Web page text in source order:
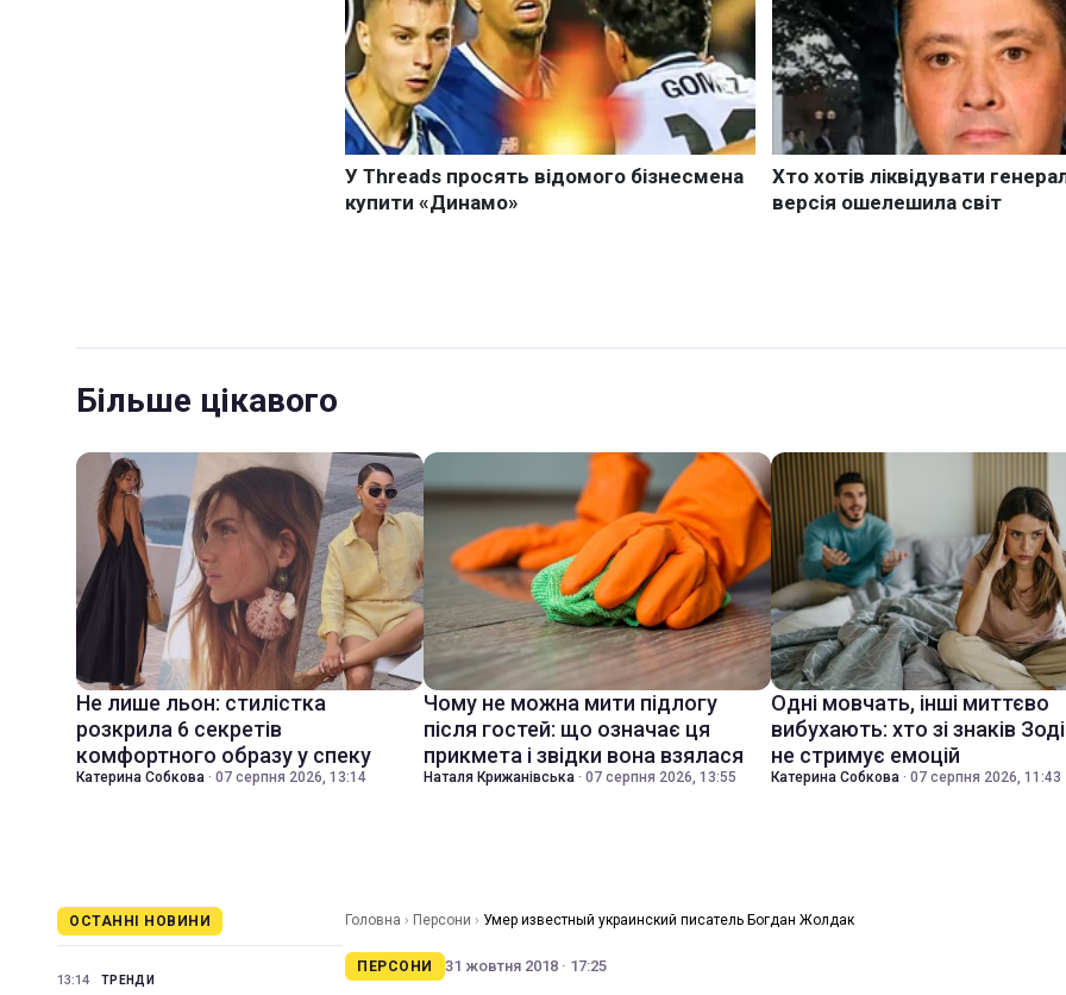
Більше цікавого
Не лише льон: стилістка
розкрила 6 секретів
комфортного образу у спеку
Катерина Собкова · 07 серпня 2026, 13:14
Чому не можна мити підлогу
після гостей: що означає ця
прикмета і звідки вона взялася
Наталя Крижанівська · 07 серпня 2026, 13:55
Одні мовчать, інші миттєво
вибухають: хто зі знаків
не стримує емоцій
Катерина Собкова · 07 серпня 2026, 11:43
ОСТАННІ НОВИНИ
13:14 ТРЕНДИ
Головна › Персони › Умер известный украинский писатель Богдан Жолдак
ПЕРСОНИ 31 жовтня 2018 · 17:25